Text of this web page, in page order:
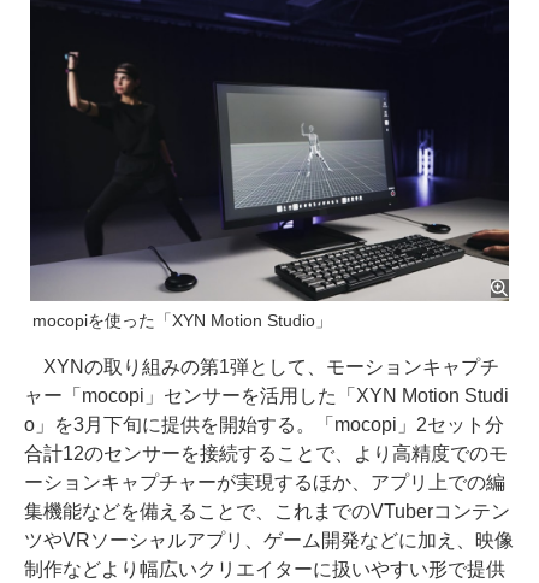
mocopiを使った「XYN Motion Studio」
XYNの取り組みの第1弾として、モーションキャプチ
ャー「mocopi」センサーを活用した「XYN Motion Studi
o」を3月下旬に提供を開始する。「mocopi」2セット分
合計12のセンサーを接続することで、より高精度でのモ
ーションキャプチャーが実現するほか、アプリ上での編
集機能などを備えることで、これまでのVTuberコンテン
ツやVRソーシャルアプリ、ゲーム開発などに加え、映像
制作などより幅広いクリエイターに扱いやすい形で提供